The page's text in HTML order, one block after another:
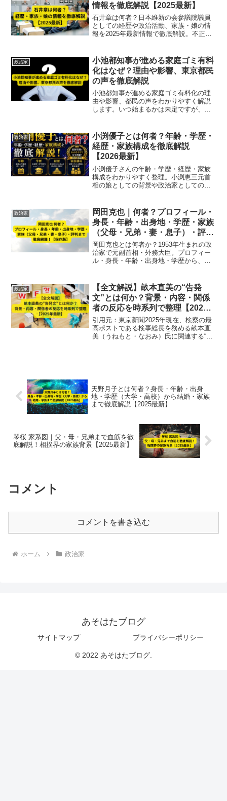
情報を徹底解説【2025最新】
石井章は何者？日本維新の会参議院議員
としての経歴や政治活動、家族・娘の情
報を2025年最新情報で徹底解説。不正疑
政治家
小池都知事が進める家庭ゴミ有料
化はなぜ？理由や影響、東京都民
の声を徹底解説
小池都知事が進める家庭ゴミ有料化の理
由や影響、都民の声をわかりやすく解説
します。いつ始まるかは未定ですが、議
政治家
小渕優子とは何者？年齢・学歴・
経歴・家族構成を徹底解説
【2026最新】
小渕優子さんの年齢・学歴・経歴・家族
構成をわかりやすく整理。小渕恵三元首
相の娘としての背景や政治家としての歩
政治家
岡田克也｜何者？プロフィール・
身長・年齢・出身地・学歴・家族
（父母・兄弟・妻・息子）・評判
まで徹底網羅！【保存版】
岡田克也とは何者か？1953年生まれの政
治家で元副首相・外務大臣。プロフィー
ル・身長・年齢・出身地・学歴から、父
で最新2025版で徹底解説。
政治家
【全文解説】畝本直美の“告発
文”とは何か？背景・内容・関係
者の反応を時系列で整理【2025
年最新】
引用元：東京新聞2025年現在、検察の最
高ポストである検事総長を務める畝本直
美（うねもと・なおみ）氏に関連する“告
天野月子とは何者？身長・年齢・出身
地・学歴（大学・高校）から結婚・家族
まで徹底解説【2025最新】
琴桜 家系図｜父・母・兄弟まで血筋を徹
底解説！相撲界の家族背景【2025最新】
コメント
コメントを書き込む
ホーム 政治家
あそはたブログ
サイトマップ プライバシーポリシー
© 2022 あそはたブログ.